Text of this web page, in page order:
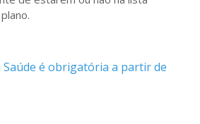
Saúde é obrigatória a partir de